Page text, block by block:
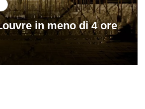
in meno di 4 ore